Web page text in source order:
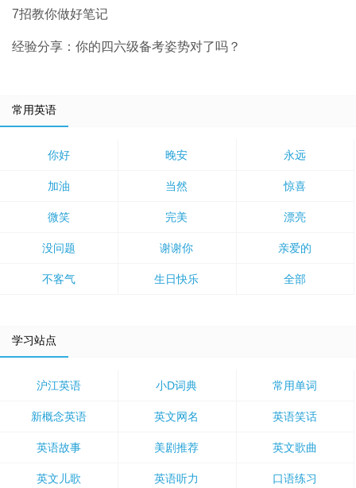
7招教你做好笔记
经验分享：你的四六级备考姿势对了吗？
常用英语
你好 晚安 永远
加油 当然 惊喜
微笑 完美 漂亮
没问题 谢谢你 亲爱的
不客气 生日快乐 全部
学习站点
沪江英语 小D词典 常用单词
新概念英语 英文网名 英语笑话
英语故事 美剧推荐 英文歌曲
英文儿歌 英语听力 口语练习